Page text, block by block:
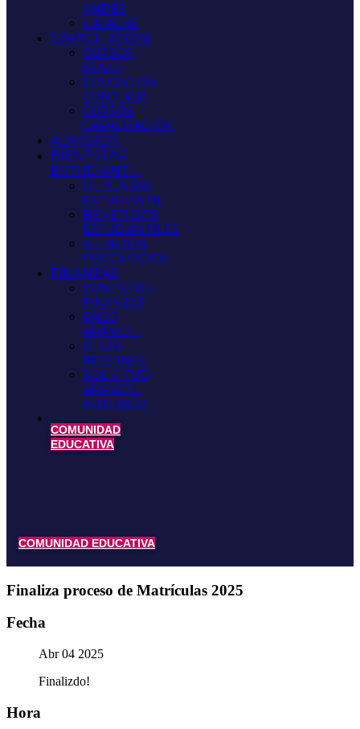
ANDES
LIMACHE
CAPACITACIÓN
CURSOS
SENCE
EDUCACIÓN
CONTINUA
CURSOS
CAPACITACIÓN
ADMISIÓN
BIENESTAR
ESTUDIANTIL
BIENESTAR
ESTUDIANTIL
BENEFICIOS
ESTUDIANTILES
ATENCIÓN
PSICOLÓGICA
FINANZAS
CONTACTO
FINANZAS
PAGO
ARANCEL
BECAS
INTERNAS
SOLICITUD
ARANCEL
AJUSTADO
COMUNIDAD
EDUCATIVA
COMUNIDAD EDUCATIVA
Finaliza proceso de Matrículas 2025
Fecha
Abr 04 2025
Finalizdo!
Hora